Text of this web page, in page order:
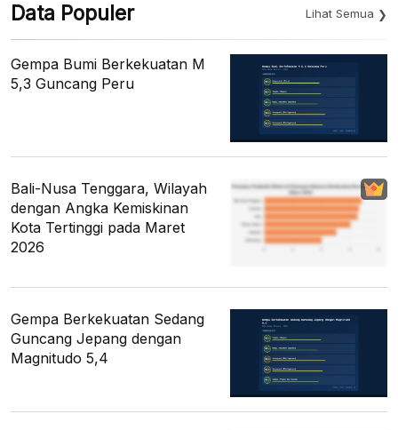
Data Populer Lihat Semua
Gempa Bumi Berkekuatan M
5,3 Guncang Peru
Bali-Nusa Tenggara, Wilayah
dengan Angka Kemiskinan
Kota Tertinggi pada Maret
2026
Gempa Berkekuatan Sedang
Guncang Jepang dengan
Magnitudo 5,4